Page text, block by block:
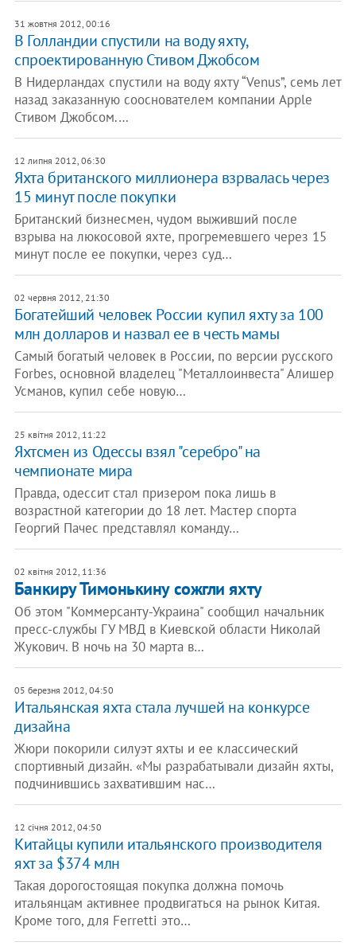
31 жовтня 2012, 00:16
В Голландии спустили на воду яхту,
спроектированную Стивом Джобсом
В Нидерландах спустили на воду яхту “Venus”, семь лет
назад заказанную сооснователем компании Apple
Стивом Джобсом.…
12 липня 2012, 06:30
Яхта британского миллионера взрвалась через
15 минут после покупки
Британский бизнесмен, чудом выживший после
взрыва на люкосовой яхте, прогремевшего через 15
минут после ее покупки, через суд…
02 червня 2012, 21:30
​Богатейший человек России купил яхту за 100
млн долларов и назвал ее в честь мамы
Самый богатый человек в России, по версии русского
Forbes, основной владелец "Металлоинвеста" Алишер
Усманов, купил себе новую…
25 квітня 2012, 11:22
Яхтсмен из Одессы взял "серебро" на
чемпионате мира
Правда, одессит стал призером пока лишь в
возрастной категории до 18 лет. Мастер спорта
Георгий Пачес представлял команду…
02 квітня 2012, 11:36
Банкиру Тимонькину сожгли яхту
Об этом "Коммерсанту-Украина" сообщил начальник
пресс-службы ГУ МВД в Киевской области Николай
Жукович. В ночь на 30 марта в…
05 березня 2012, 04:50
Итальянская яхта стала лучшей на конкурсе
дизайна
Жюри покорили силуэт яхты и ее классический
спортивный дизайн. «Мы разрабатывали дизайн яхты,
подчинившись захватившим нас…
12 січня 2012, 04:50
Китайцы купили итальянского производителя
яхт за $374 млн
Такая дорогостоящая покупка должна помочь
итальянцам активнее продвигаться на рынок Китая.
Кроме того, для Ferretti это…